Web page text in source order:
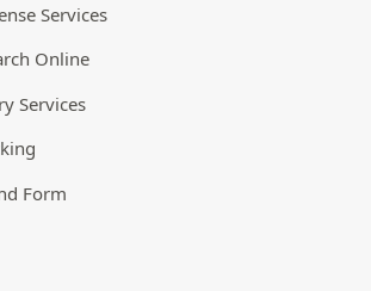
Services
Online
Services
Form